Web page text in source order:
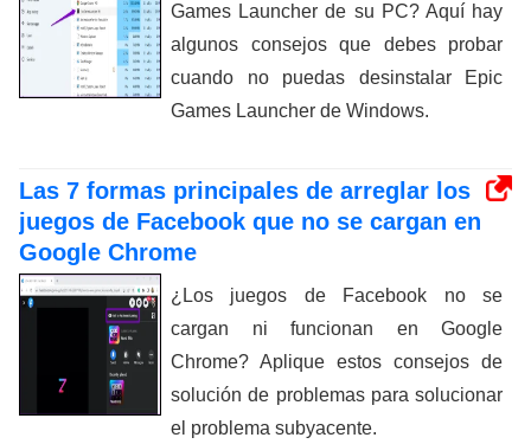
Games Launcher de su PC? Aquí hay
algunos consejos que debes probar
cuando no puedas desinstalar Epic
Games Launcher de Windows.
Las 7 formas principales de arreglar los
juegos de Facebook que no se cargan en
Google Chrome
¿Los juegos de Facebook no se
cargan ni funcionan en Google
Chrome? Aplique estos consejos de
solución de problemas para solucionar
el problema subyacente.